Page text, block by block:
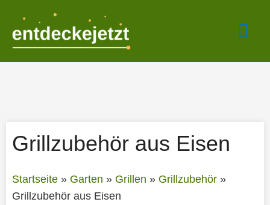
springen
Grillzubehör aus Eisen
Startseite» Garten » Grillen » Grillzubehör»
Grillzubehör aus Eisen